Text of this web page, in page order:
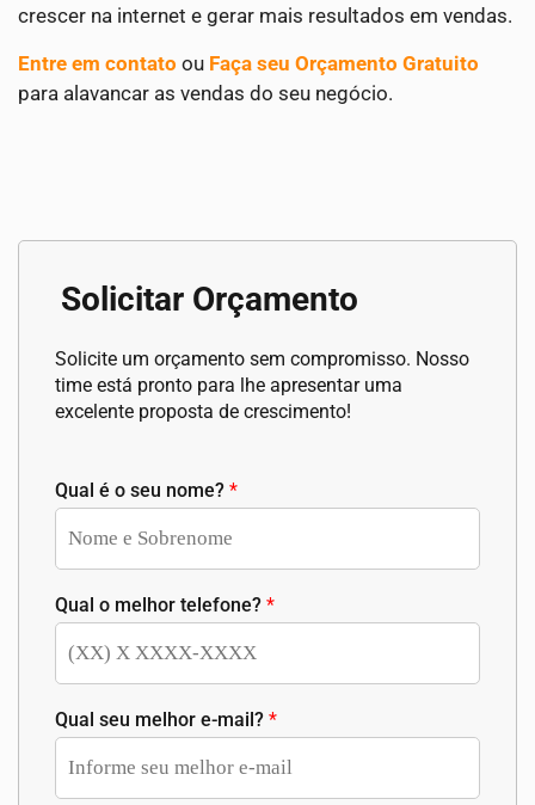
crescer na internet e gerar mais resultados em vendas.
Entre em contato ou Faça seu Orçamento Gratuito
para alavancar as vendas do seu negócio.
Solicitar Orçamento
Solicite um orçamento sem compromisso. Nosso
time está pronto para lhe apresentar uma
excelente proposta de crescimento!
Qual é o seu nome? *
Qual o melhor telefone? *
Qual seu melhor e-mail? *